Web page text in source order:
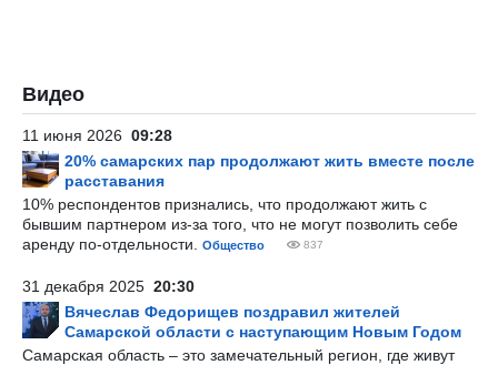
Видео
11 июня 2026 09:28
20% самарских пар продолжают жить вместе после
расставания
10% респондентов признались, что продолжают жить с
бывшим партнером из-за того, что не могут позволить себе
аренду по-отдельности.
Общество 837
31 декабря 2025 20:30
Вячеслав Федорищев поздравил жителей
Самарской области с наступающим Новым Годом
Самарская область – это замечательный регион, где живут